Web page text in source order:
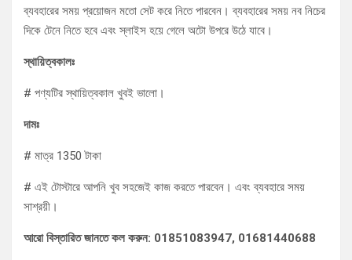
ব্যবহারের সময় প্রয়োজন মতো সেট করে নিতে পারবেন। ব্যবহারের সময় নব নিচের
দিকে টেনে নিতে হবে এবং স্লাইস হয়ে গেলে অটো উপরে উঠে যাবে।
স্থায়িত্বকালঃ
# পণ্যটির স্থায়িত্বকাল খুবই ভালো।
দামঃ
# মাত্র 1350 টাকা
# এই টোস্টারে আপনি খুব সহজেই কাজ করতে পারবেন। এবং ব্যবহারে সময়
সাশ্রয়ী।
আরো বিস্তারিত জানতে কল করুন: 01851083947, 01681440688